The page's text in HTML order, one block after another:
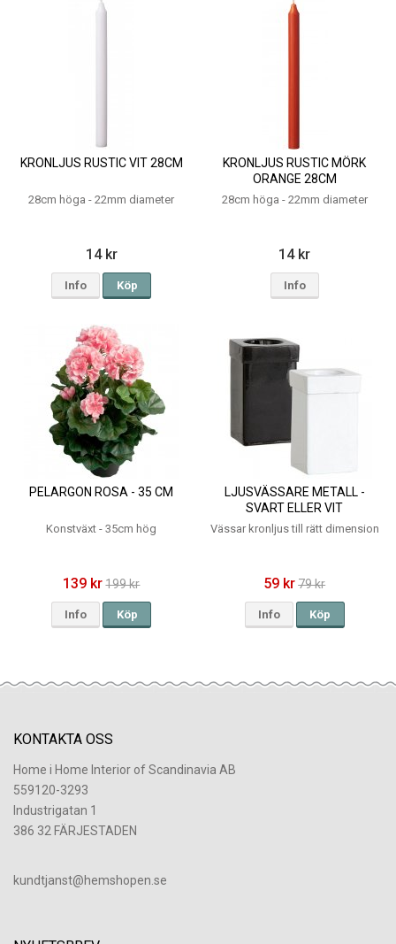
KRONLJUS RUSTIC VIT 28CM
28cm höga - 22mm diameter
14 kr
Info Köp
KRONLJUS RUSTIC MÖRK
ORANGE 28CM
28cm höga - 22mm diameter
14 kr
Info
PELARGON ROSA - 35 CM
Konstväxt - 35cm hög
139 kr 199 kr
Info Köp
LJUSVÄSSARE METALL -
SVART ELLER VIT
Vässar kronljus till rätt dimension
59 kr79 kr
Info Köp
KONTAKTA OSS
Home i Home Interior of Scandinavia AB
559120-3293
Industrigatan 1
386 32 FÄRJESTADEN
​kundtjanst@hemshopen.se